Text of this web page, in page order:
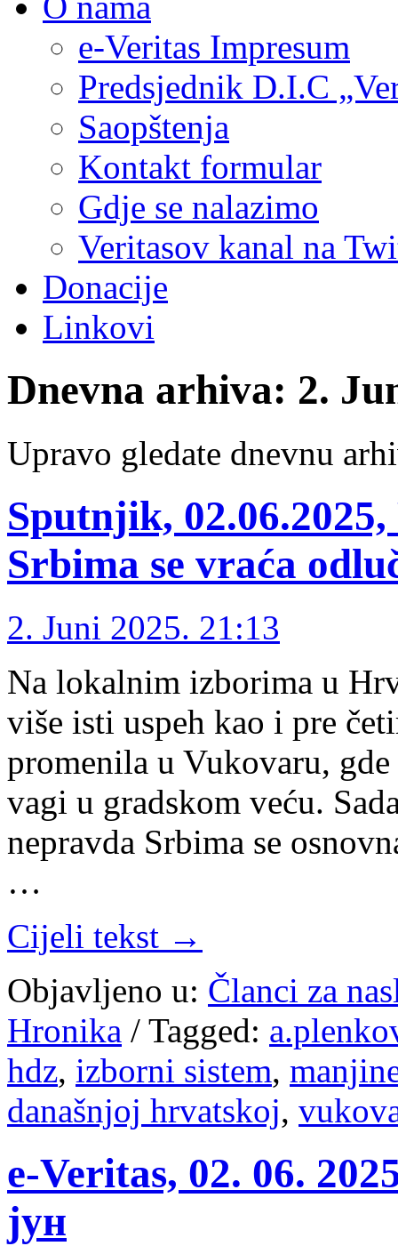
e-Veritas Impresum
Predsjednik D.I.C
Saopštenja
Kontakt formular
Gdje se nalazimo
Veritasov kanal na
Donacije
Linkovi
Dnevna arhiva: 2.
Upravo gledate dnevnu
Sputnjik,
Srbima se vraća
2. Juni 2025. 21:13
Na lokalnim izborima u
više isti uspeh kao i pre
promenila u Vukovaru, gde
vagi u gradskom veću.
nepravda Srbima se
…
Cijeli tekst →
Objavljeno u: Članci za
Hronika / Tagged:
hdz, izborni sistem,
današnjoj hrvatskoj,
e-Veritas, 02. 06.
јун